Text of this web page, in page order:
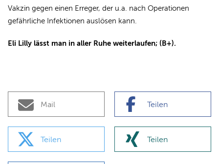
Vakzin gegen einen Erreger, der u.a. nach Operationen
gefährliche Infektionen auslösen kann.
Eli Lilly lässt man in aller Ruhe weiterlaufen; (B+).
Mail Teilen
Teilen Teilen